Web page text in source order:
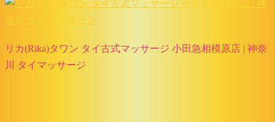
リカ(Rika)タワン タイ古式マッサージ 小田急相模原店 | 神奈
川 タイマッサージ